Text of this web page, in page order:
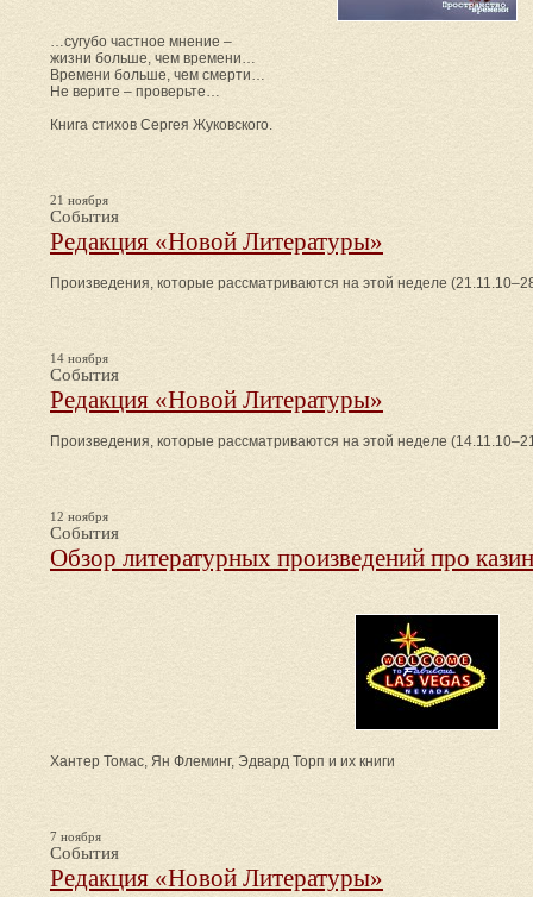
…сугубо частное мнение –
жизни больше, чем времени…
Времени больше, чем смерти…
Не верите – проверьте…
Книга стихов Сергея Жуковского.
21 ноября
События
Редакция «Новой Литературы»
Произведения, которые рассматриваются на этой неделе
14 ноября
События
Редакция «Новой Литературы»
Произведения, которые рассматриваются на этой неделе
12 ноября
События
Обзор литературных произведений про
Хантер Томас, Ян Флеминг, Эдвард Торп и их книги
7 ноября
События
Редакция «Новой Литературы»